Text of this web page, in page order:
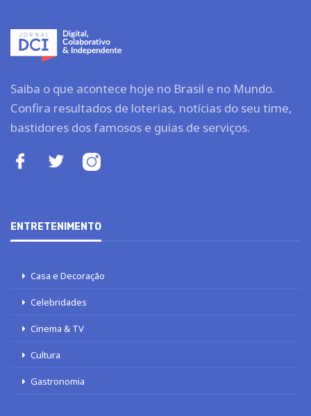
Saiba o que acontece hoje no Brasil e no Mundo.
Confira resultados de loterias, notícias do seu time,
bastidores dos famosos e guias de serviços.
ENTRETENIMENTO
Casa e Decoração
Celebridades
Cinema & TV
Cultura
Gastronomia